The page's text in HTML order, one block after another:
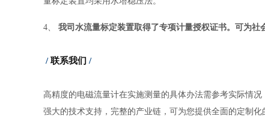
4、 我司水流量标定装置取得了专项计量授权证书。可为社
/ 联系我们 /
高精度的电磁流量计在实施测量的具体办法需参考实际情
强大的技术支持，完整的产业链，可为您提供全面的定制化